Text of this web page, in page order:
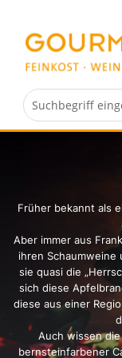
Früher bekannt als
Aber immer aus
ihren
sie quasi die
sich diese
diese aus einer
Auch wissen
bernsteinfarbener